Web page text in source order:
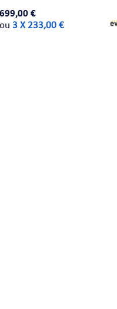
699,00 €
ou 3 X 233,00 €